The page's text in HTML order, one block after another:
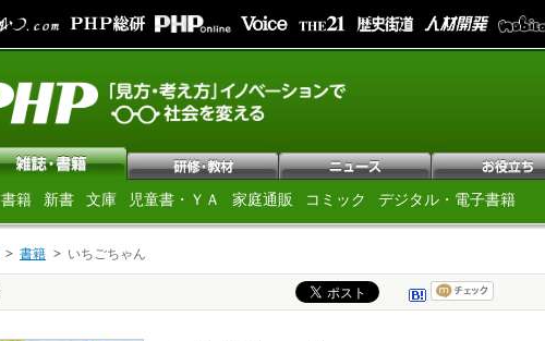
書籍 新書 文庫 児童書・ＹＡ 家庭通販 コミック デジタル・電子書籍
書籍 いちごちゃん